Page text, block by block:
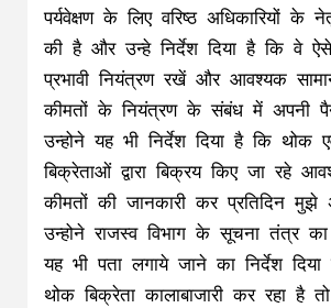
पर्यवेक्षण के लिए वरिष्ठ अधिकारियों के
की है और उन्हे निर्देश दिया है कि वे ऐसे
प्रभावी नियंत्रण रखें और आवश्यक
कीमतों के नियंत्रण के संबंध में अपनी
उन्होने यह भी निर्देश दिया है कि थोक
बिक्रेताओं द्वारा बिक्रय किए जा रहे
कीमतों की जानकारी कर प्रतिदिन मुझे
उन्होने राजस्व विभाग के सूचना तंत्र
यह भी पता लगाये जाने का निर्देश
थोक बिक्रेता कालाबाजारी कर रहा है